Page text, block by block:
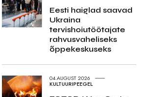
Eesti haiglad saavad
Ukraina
tervishoiutöötajate
rahvusvaheliseks
õppekeskuseks
04.AUGUST 2026
KULTUURIPEEGEL